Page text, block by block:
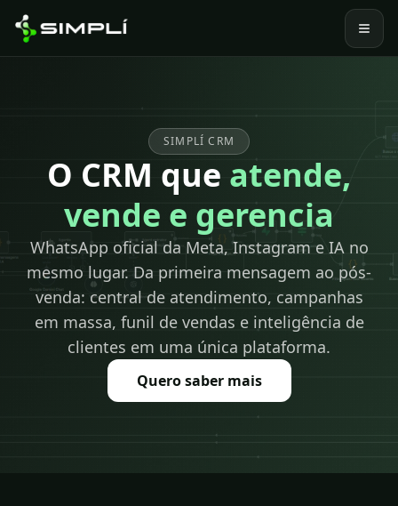
SIMPLÍ CRM
O CRM que atende,
vende e gerencia
WhatsApp oficial da Meta, Instagram e IA no
mesmo lugar. Da primeira mensagem ao pós-
venda: central de atendimento, campanhas
em massa, funil de vendas e inteligência de
clientes em uma única plataforma.
Quero saber mais